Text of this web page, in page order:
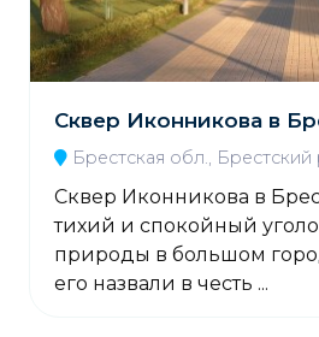
Сквер Иконникова в
Брестская обл., Брестский
Сквер Иконникова в
тихий и спокойный
природы в большом
его назвали в честь ...